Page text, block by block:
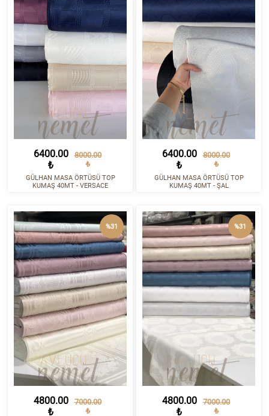
6400.00
₺
8000.00
₺
GÜLHAN MASA ÖRTÜSÜ TOP
KUMAŞ 40MT - VERSACE
6400.00
₺
8000.00
₺
GÜLHAN MASA ÖRTÜSÜ TOP
KUMAŞ 40MT - ŞAL
4800.00
₺
7000.00
₺
%31
4800.00
₺
7000.00
₺
%31